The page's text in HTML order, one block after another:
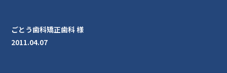
ごとう歯科矯正歯科 様
2011.04.07